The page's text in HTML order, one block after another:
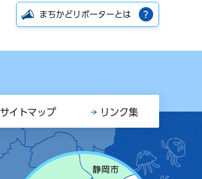
まちかどリポーターとは
サイトマップ リンク集